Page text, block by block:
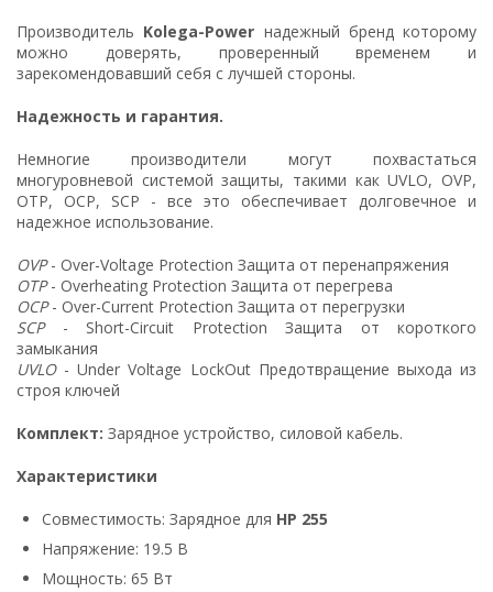
Производитель Kolega-Power надежный бренд которому
можно доверять, проверенный временем и
зарекомендовавший себя с лучшей стороны.
Надежность и гарантия.
Немногие производители могут похвастаться
многуровневой системой защиты, такими как UVLO, OVP,
OTP, OCP, SCP - все это обеспечивает долговечное и
надежное использование.
OVP- Over-Voltage Protection Защита от перенапряжения
OTP- Overheating Protection Защита от перегрева
OCP- Over-Current Protection Защита от перегрузки
SCP- Short-Circuit Protection Защита от короткого
замыкания
UVLO- Under Voltage LockOut Предотвращение выхода из
строя ключей
Комплект: Зарядное устройство, силовой кабель.
Характеристики
Совместимость: Зарядное для HP 255
Напряжение: 19.5 В
Мощность: 65 Вт